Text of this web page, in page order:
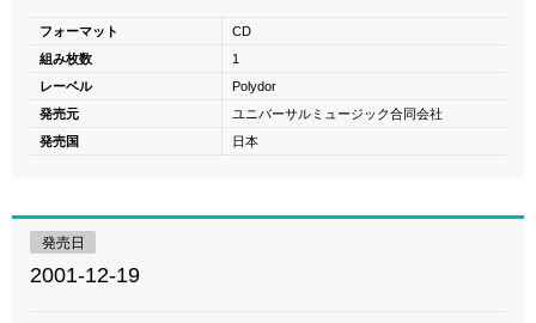
フォーマット
CD
組み枚数
1
レーベル
Polydor
発売元
ユニバーサルミュージック合同会社
発売国
日本
発売日
2001-12-19